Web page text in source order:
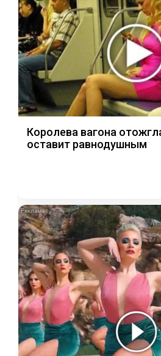
Королева вагона
оставит равнодушным